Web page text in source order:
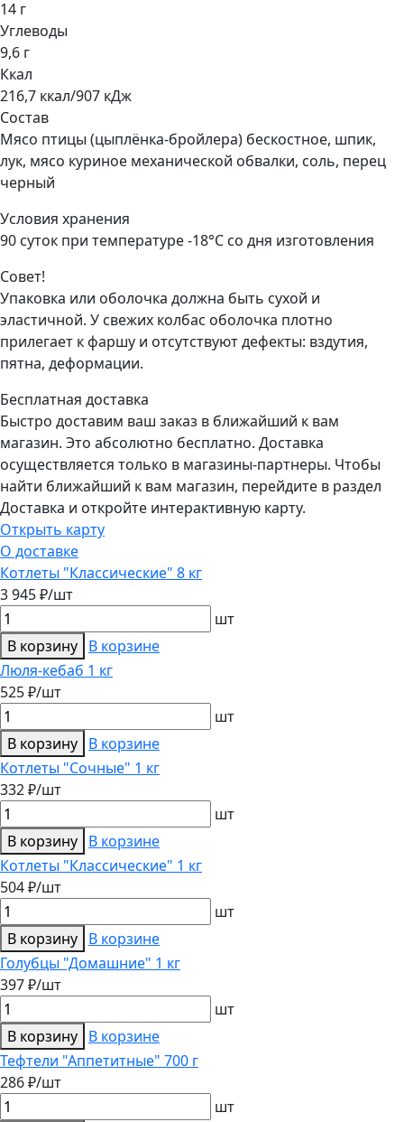
14 г
Углеводы
9,6 г
Ккал
216,7 ккал/907 кДж
Состав
Мясо птицы (цыплёнка-бройлера) бескостное, шпик,
лук, мясо куриное механической обвалки, соль, перец
черный
Условия хранения
90 суток при температуре -18°С со дня изготовления
Совет!
Упаковка или оболочка должна быть сухой и
эластичной. У свежих колбас оболочка плотно
прилегает к фаршу и отсутствуют дефекты: вздутия,
пятна, деформации.
Бесплатная доставка
Быстро доставим ваш заказ в ближайший к вам
магазин. Это абсолютно бесплатно. Доставка
осуществляется только в магазины-партнеры. Чтобы
найти ближайший к вам магазин, перейдите в раздел
Доставка и откройте интерактивную карту.
Открыть карту
О доставке
Котлеты "Классические" 8 кг
3 945 ₽/шт
шт
В корзину В корзине
Люля-кебаб 1 кг
525 ₽/шт
шт
В корзину В корзине
Котлеты "Сочные" 1 кг
332 ₽/шт
шт
В корзину В корзине
Котлеты "Классические" 1 кг
504 ₽/шт
шт
В корзину В корзине
Голубцы "Домашние" 1 кг
397 ₽/шт
шт
В корзину В корзине
Тефтели "Аппетитные" 700 г
286 ₽/шт
шт